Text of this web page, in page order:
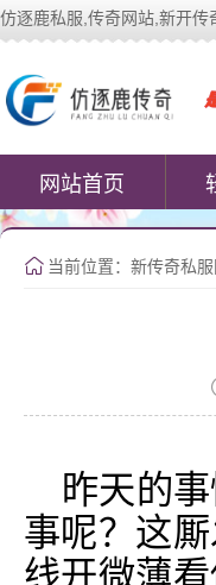
仿逐鹿私服,传奇网站,新开
网站首页
当前位置： 新传奇私服
昨天的
事呢？这
线开微薄